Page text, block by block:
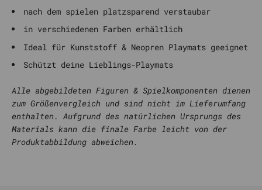
nach dem spielen platzsparend verstaubar
in verschiedenen Farben erhältlich
Ideal für Kunststoff & Neopren Playmats geeignet
Schützt deine Lieblings-Playmats
Alle abgebildeten Figuren & Spielkomponenten dienen
zum Größenvergleich und sind nicht im Lieferumfang
enthalten. Aufgrund des natürlichen Ursprungs des
Materials kann die finale Farbe leicht von der
Produktabbildung abweichen.